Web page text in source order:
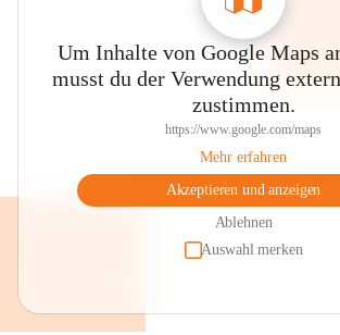
Um Inhalte von Google Maps
musst du der Verwendung
zustimmen.
https://www.google.com/maps
Mehr erfahren
Akzeptieren und anzeigen
Ablehnen
Auswahl merken